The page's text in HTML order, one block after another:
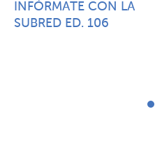
INFÓRMATE CON LA
SUBRED ED. 106